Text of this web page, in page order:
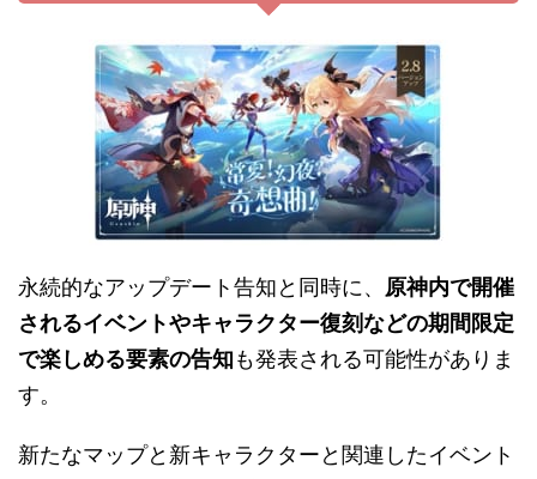
永続的なアップデート告知と同時に、 原神内で開催
されるイベントやキャラクター復刻などの期間限定
で楽しめる要素の告知も発表される可能性がありま
す。
新たなマップと新キャラクターと関連したイベント